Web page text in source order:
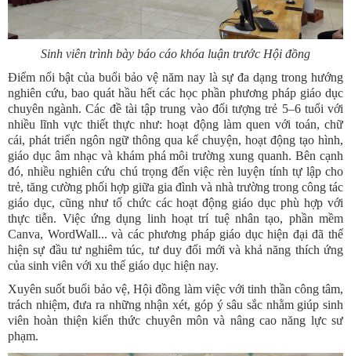
Sinh viên trình bày báo cáo khóa luận trước Hội đồng
Điểm nổi bật của buổi bảo vệ năm nay là sự đa dạng trong hướng
nghiên cứu, bao quát hầu hết các học phần phương pháp giáo dục
chuyên ngành. Các đề tài tập trung vào đối tượng trẻ 5–6 tuổi với
nhiều lĩnh vực thiết thực như: hoạt động làm quen với toán, chữ
cái, phát triển ngôn ngữ thông qua kể chuyện, hoạt động tạo hình,
giáo dục âm nhạc và khám phá môi trường xung quanh. Bên cạnh
đó, nhiều nghiên cứu chú trọng đến việc rèn luyện tính tự lập cho
trẻ, tăng cường phối hợp giữa gia đình và nhà trường trong công tác
giáo dục, cũng như tổ chức các hoạt động giáo dục phù hợp với
thực tiễn. Việc ứng dụng linh hoạt trí tuệ nhân tạo, phần mềm
Canva, WordWall... và các phương pháp giáo dục hiện đại đã thể
hiện sự đầu tư nghiêm túc, tư duy đổi mới và khả năng thích ứng
của sinh viên với xu thế giáo dục hiện nay.
Xuyên suốt buổi bảo vệ, Hội đồng làm việc với tinh thần công tâm,
trách nhiệm, đưa ra những nhận xét, góp ý sâu sắc nhằm giúp sinh
viên hoàn thiện kiến thức chuyên môn và nâng cao năng lực sư
phạm.